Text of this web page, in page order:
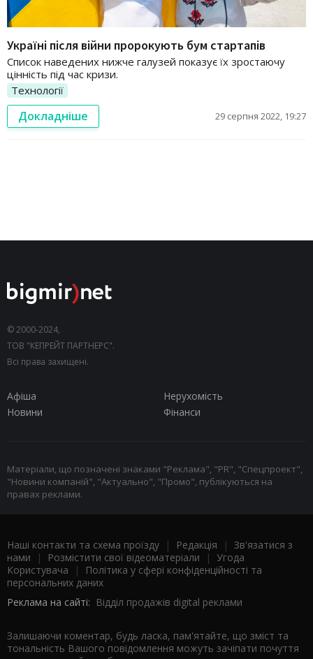
Україні після війни пророкують бум стартапів
Список наведених нижче галузей показує їх зростаючу
цінність під час кризи.
Технології
Докладніше 29 серпня 2022, 19:27
© 2000-2024,
ТОВ "КЕПРЕЙТ ПАРТНЕРС".
Всі права захищені.
Афіша
Нерухомість
Новини
Фінанси
Матеріали, що позначені знаками "Реклама", "PR", "Спецпроект",
"Новини компаній", "Актуально", "Промо", публікуються на
правах реклами.
Наші контакти та схема проїзду | Редакція | Зв'язатися з
нами | Розмістити свої відеоматеріали | Угода
Користувача |
Політика у сфері конфіденційності та
персональних даних
Реклама на сайті: Відділ продажів digital реклами
Залишаючи коментар, будь ласка, пам'ятайте, що зміст та
тональність Вашого повідомлення можуть зачіпати почуття